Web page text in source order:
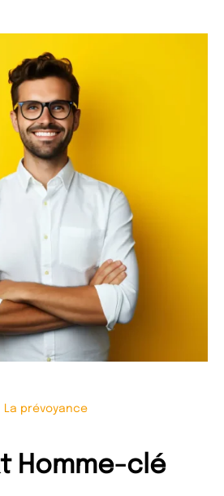
La prévoyance
Homme-clé